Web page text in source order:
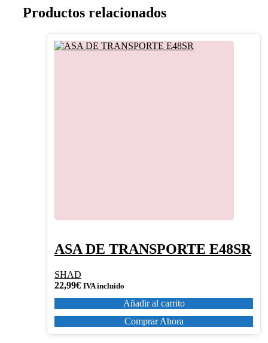
Productos relacionados
ASA DE TRANSPORTE E48SR
SHAD
22,99€ IVA incluido
Añadir al carrito
Comprar Ahora